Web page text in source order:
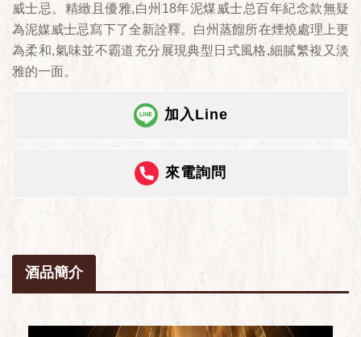
威士忌。精緻且優雅,白州18年泥煤威士总百年紀念款無疑
為泥媒威士忌寫下了全新詮釋。白州蒸餾所在煙燒處理上更
為柔和,氣味並不霸道充分展現典型日式風格,細膩繁複又淡
雅的一面。
加入Line
來電詢問
酒品簡介